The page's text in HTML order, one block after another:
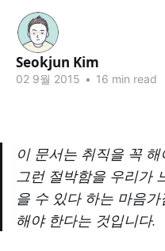
Seokju
n Kim
Seokjun Kim
02 9월 2015 • 16 min read
이 문서는 취직을 꼭
그런 절박함을 우리가
을 수 있다 하는 마음
해야 한다는 것입니다.